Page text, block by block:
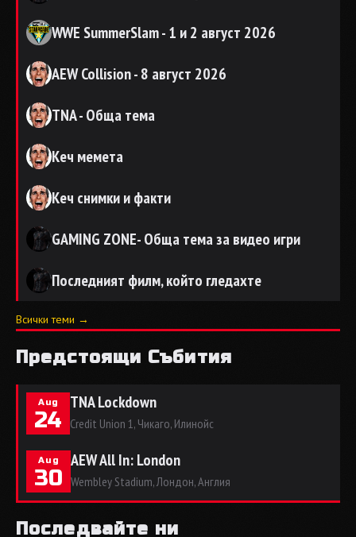
WWE SummerSlam - 1 и 2 август 2026
AEW Collision - 8 август 2026
TNA - Обща тема
Кеч мемета
Кеч снимки и факти
GAMING ZONE- Обща тема за видео игри
Последният филм, който гледахте
Всички теми →
Предстоящи Събития
Aug
24
TNA Lockdown
Credit Union 1, Чикаго, Илинойс
Aug
30
AEW All In: London
Wembley Stadium, Лондон, Англия
Последвайте ни